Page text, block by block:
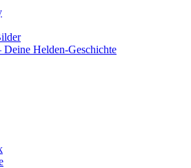
Deine Helden-Geschichte